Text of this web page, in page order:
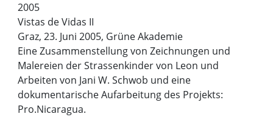
2005
Vistas de Vidas II
Graz, 23. Juni 2005, Grüne Akademie
Eine Zusammenstellung von Zeichnungen und
Malereien der Strassenkinder von Leon und
Arbeiten von Jani W. Schwob und eine
dokumentarische Aufarbeitung des Projekts:
Pro.Nicaragua.